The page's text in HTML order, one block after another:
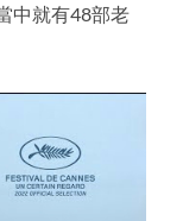
中就有48部老